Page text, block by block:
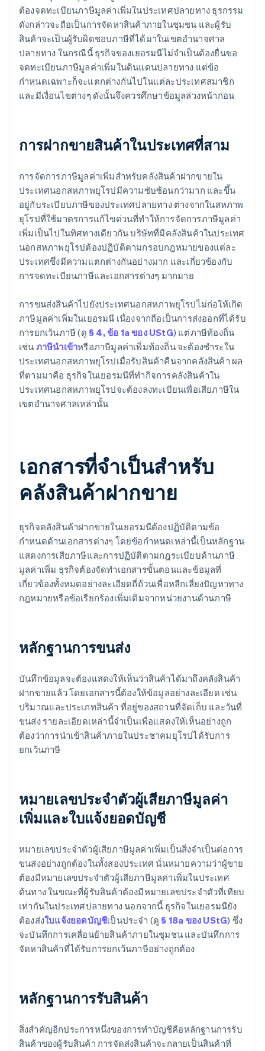
ต้องจดทะเบียนภาษีมูลค่าเพิ่มในประเทศปลายทาง ธุรกรรม
ดังกล่าวจะถือเป็นการจัดหาสินค้าภายในชุมชน และผู้รับ
สินค้าจะเป็นผู้รับผิดชอบภาษีที่ได้มาในเขตอำนาจศาล
ปลายทาง ในกรณีนี้ ธุรกิจของเยอรมนีไม่จำเป็นต้องยื่นขอ
จดทะเบียนภาษีมูลค่าเพิ่มในดินแดนปลายทาง แต่ข้อ
กำหนดเฉพาะก็จะแตกต่างกันไปในแต่ละประเทศสมาชิก
และมีเงื่อนไขต่างๆ ดังนั้นจึงควรศึกษาข้อมูลล่วงหน้าก่อน
การฝากขายสินค้าในประเทศที่สาม
การจัดการภาษีมูลค่าเพิ่มสำหรับคลังสินค้าฝากขายใน
ประเทศนอกสหภาพยุโรปมีความซับซ้อนกว่ามาก และขึ้น
อยู่กับระเบียบภาษีของประเทศปลายทาง ต่างจากในสหภาพ
ยุโรปที่ใช้มาตรการแก้ไขด่วนที่ทำให้การจัดการภาษีมูลค่า
เพิ่มเป็นไปในทิศทางเดียวกัน บริษัทที่มีคลังสินค้าในประเทศ
นอกสหภาพยุโรปต้องปฏิบัติตามกรอบกฎหมายของแต่ละ
ประเทศซึ่งมีความแตกต่างกันอย่างมาก และเกี่ยวข้องกับ
การจดทะเบียนภาษีและเอกสารต่างๆ มากมาย
การขนส่งสินค้าไปยังประเทศนอกสหภาพยุโรปไม่ก่อให้เกิด
ภาษีมูลค่าเพิ่มในเยอรมนี เนื่องจากถือเป็นการส่งออกที่ได้รับ
การยกเว้นภาษี (ดู § 4, ข้อ 1a ของ UStG) แต่ภาษีท้องถิ่น
เช่น ภาษีนำเข้าหรือภาษีมูลค่าเพิ่มท้องถิ่น จะต้องชำระใน
ประเทศนอกสหภาพยุโรปเมื่อรับสินค้าคืนจากคลังสินค้า ผล
ที่ตามมาคือ ธุรกิจในเยอรมนีที่ทำกิจการคลังสินค้าใน
ประเทศนอกสหภาพยุโรปจะต้องลงทะเบียนเพื่อเสียภาษีใน
เขตอำนาจศาลเหล่านั้น
เอกสารที่จำเป็นสำหรับ
คลังสินค้าฝากขาย
ธุรกิจคลังสินค้าฝากขายในเยอรมนีต้องปฏิบัติตามข้อ
กำหนดด้านเอกสารต่างๆ โดยข้อกำหนดเหล่านี้เป็นหลักฐาน
แสดงการเสียภาษีและการปฏิบัติตามกฎระเบียบด้านภาษี
มูลค่าเพิ่ม ธุรกิจต้องจัดทำเอกสารขั้นตอนและข้อมูลที่
เกี่ยวข้องทั้งหมดอย่างละเอียดถี่ถ้วนเพื่อหลีกเลี่ยงปัญหาทาง
กฎหมายหรือข้อเรียกร้องเพิ่มเติมจากหน่วยงานด้านภาษี
หลักฐานการขนส่ง
บันทึกข้อมูลจะต้องแสดงให้เห็นว่าสินค้าได้มาถึงคลังสินค้า
ฝากขายแล้ว โดยเอกสารนี้ต้องให้ข้อมูลอย่างละเอียด เช่น
ปริมาณและประเภทสินค้า ที่อยู่ของสถานที่จัดเก็บ และวันที่
ขนส่ง รายละเอียดเหล่านี้จำเป็นเพื่อแสดงให้เห็นอย่างถูก
ต้องว่าการนำเข้าสินค้าภายในประชาคมยุโรปได้รับการ
ยกเว้นภาษี
หมายเลขประจำตัวผู้เสียภาษีมูลค่า
เพิ่มและใบแจ้งยอดบัญชี
หมายเลขประจำตัวผู้เสียภาษีมูลค่าเพิ่มเป็นสิ่งจำเป็นต่อการ
ขนส่งอย่างถูกต้องในทั้งสองประเทศ นั่นหมายความว่าผู้ขาย
ต้องมีหมายเลขประจำตัวผู้เสียภาษีมูลค่าเพิ่มในประเทศ
ต้นทาง ในขณะที่ผู้รับสินค้าต้องมีหมายเลขประจำตัวที่เทียบ
เท่ากันในประเทศปลายทาง นอกจากนี้ ธุรกิจในเยอรมนียัง
ต้องส่งใบแจ้งยอดบัญชีเป็นประจำ (ดู§ 18a ของ UStG) ซึ่ง
จะบันทึกการเคลื่อนย้ายสินค้าภายในชุมชน และบันทึกการ
จัดหาสินค้าที่ได้รับการยกเว้นภาษีอย่างถูกต้อง
หลักฐานการรับสินค้า
สิ่งสำคัญอีกประการหนึ่งของการทำบัญชีคือหลักฐานการรับ
สินค้าของผู้รับสินค้า การจัดส่งสินค้าจะกลายเป็นสินค้าที่